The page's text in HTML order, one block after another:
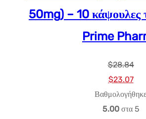
50mg) – 10
Prime
$28.84
Αρχική
τιμή:
$28.84.
$23.07Η
τιμή
Βαθμολογήθηκε
5.00στα 5